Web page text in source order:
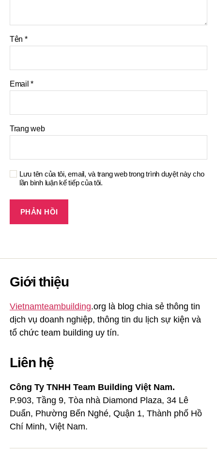
Tên *
Email*
Trang web
Lưu tên của tôi, email, và trang web trong trình duyệt này cho
lần bình luận kế tiếp của tôi.
Giới thiệu
Vietnamteambuilding.org là blog chia sẻ thông tin
dịch vụ doanh nghiệp, thông tin du lịch sự kiện và
tổ chức team building uy tín.
Liên hệ
Công Ty TNHH Team Building Việt Nam.
P.903, Tầng 9, Tòa nhà Diamond Plaza, 34 Lê
Duẩn, Phường Bến Nghé, Quận 1, Thành phố Hồ
Chí Minh, Việt Nam.